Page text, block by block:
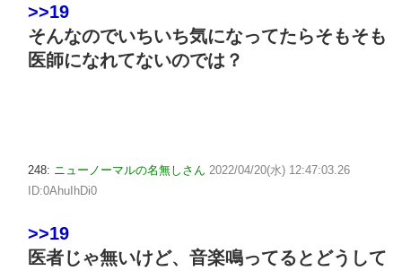
>>19
そんなのでいちいち気になってたらそもそも
医師になれてないのでは？
248: ニューノーマルの名無しさん 2022/04/20(水) 12:47:03.26
ID:0AhuIhDi0
>>19
医者じゃ無いけど、音楽鳴ってるとどうして